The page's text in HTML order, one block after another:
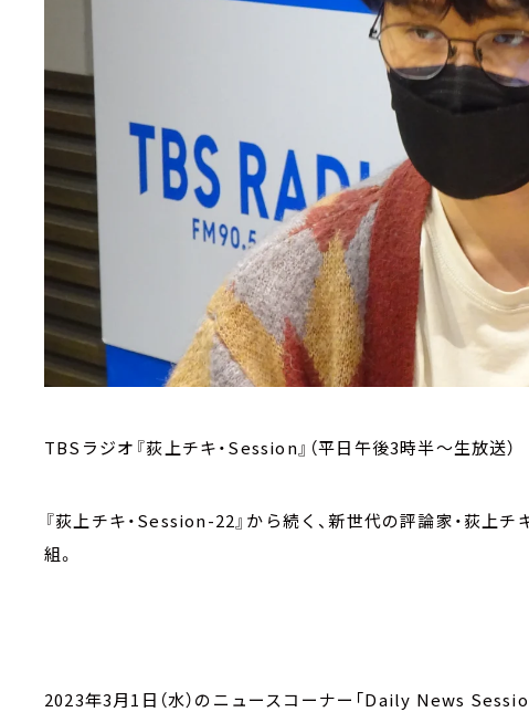
TBSラジオ『荻上チキ・Session』（平日午後3時半～生放送）
『荻上チキ・Session-22』から続く、新世代の評論家・荻上
組。
2023年3月1日（水）のニュースコーナー「Daily News